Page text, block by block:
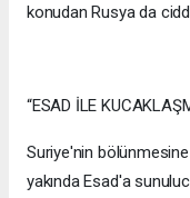
konudan Rusya da
“ESAD İLE
Suriye'nin
yakında Esad'a